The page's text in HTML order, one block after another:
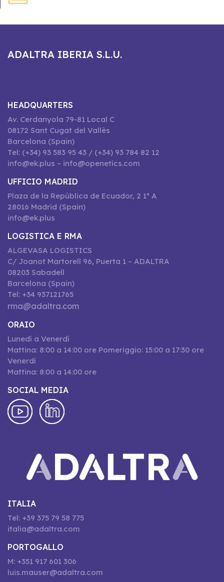
ADALTRA IBERIA S.L.U.
HEADQUARTERS
Av. Cerdanyola 79-81 Local C
08172 Sant Cugat del Vallès
Barcelona (Spain)
Tel: (+34) 93 583 95 43 / (+34) 93 784 82 12
info@ek.plus – info@openetics.com
UFFICIO MADRID
Plaza de la República de Ecuador, 2 1º A
28016 Madrid (Spain)
info@ek.plus
LOGISTICA E RMA
ALGEVASA LOGISTICS
C/ Joanot Martorell 96, Puerta 1 – ADALTRA
08203 Sabadell
Barcelona (Spain)
Tel: +34 937121765
rma@adaltra.com
ORAIO
Lunedí a Venerdí
Mattina: 8:00 a 14:00 ore Pomeriggio: 15:00 a 17:30 ore
Venerdí
Mattina: 8:00 a 14:00 ore
SOCIAL MEDIA
ITALIA
Tel: +39 375 79 58 775
italia@adaltra.com
PORTOGALLO
M: +351 917 601 306
luis.mauser@adaltra.com